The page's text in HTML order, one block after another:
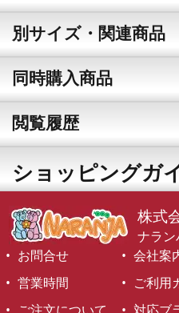
別サイズ・関連商品
同時購入商品
閲覧履歴
ショッピングガ
株式
ナラ
お問合せ
会社案
営業時間
ご利用